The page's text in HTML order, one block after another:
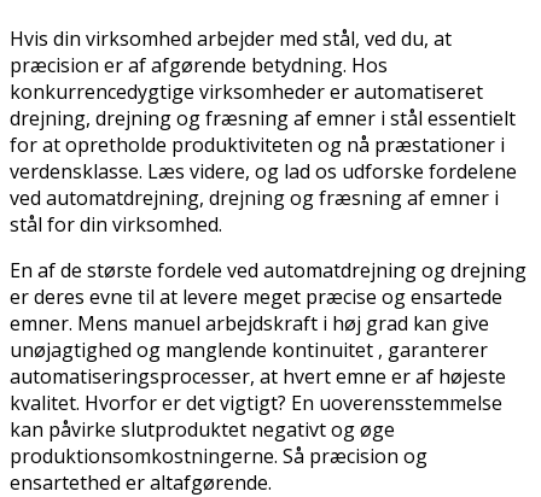
Hvis din virksomhed arbejder med stål, ved du, at
præcision er af afgørende betydning. Hos
konkurrencedygtige virksomheder er automatiseret
drejning, drejning og fræsning af emner i stål essentielt
for at opretholde produktiviteten og nå præstationer i
verdensklasse. Læs videre, og lad os udforske fordelene
ved automatdrejning, drejning og fræsning af emner i
stål for din virksomhed.
En af de største fordele ved automatdrejning og drejning
er deres evne til at levere meget præcise og ensartede
emner. Mens manuel arbejdskraft i høj grad kan give
unøjagtighed og manglende kontinuitet , garanterer
automatiseringsprocesser, at hvert emne er af højeste
kvalitet. Hvorfor er det vigtigt? En uoverensstemmelse
kan påvirke slutproduktet negativt og øge
produktionsomkostningerne. Så præcision og
ensartethed er altafgørende.